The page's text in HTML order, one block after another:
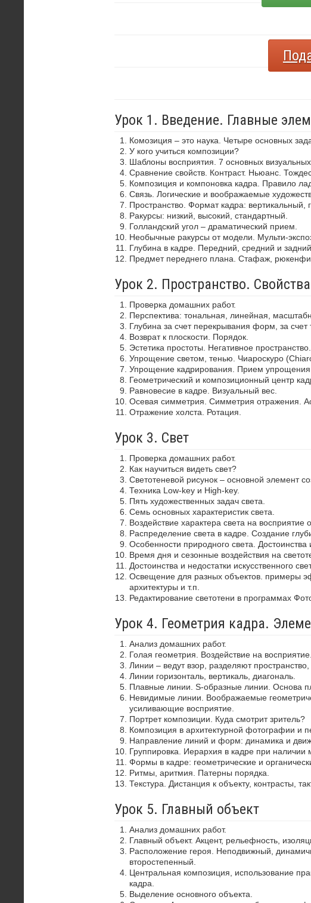
Урок 1. Введение. Главные
Комозиция – это наука. Четыре основных
У кого учиться композиции?
Шаблоны восприятия. 7 основных
Сравнение свойств. Контраст. Ньюанс.
Композиция и компоновка кадра. Правило
Связь. Логические и воображаемые
Пространство. Формат кадра: вертикальный,
Ракурсы: низкий, высокий, стандартный.
Голландский угол – драматический прием.
Необычные ракурсы от модели. Мульти-
Глубина в кадре. Передний, средний и
Предмет переднего плана. Стафаж,
Урок 2. Пространство.
Проверка домашних работ.
Перспектива: тональная, линейная,
Глубина за счет перекрывания форм, за счет
Возврат к плоскости. Порядок.
Эстетика простоты. Негативное пространство.
Упрощение светом, тенью. Чиароскуро
Упрощение кадрирования. Прием упрощения
Геометрический и композиционный центр
Равновесие в кадре. Визуальный вес.
Осевая симметрия. Симметрия отражения.
Отражение холста. Ротация.
Урок 3. Свет
Проверка домашних работ.
Как научиться видеть свет?
Светотеневой рисунок – основной элемент
Техника Low-key и High-key.
Пять художественных задач света.
Семь основных характеристик света.
Воздействие характера света на восприятие
Распределение света в кадре. Создание
Особенности природного света. Достоинства
Время дня и сезонные воздействия на
Достоинства и недостатки искусственного
Освещение для разных объектов. примеры
архитектуры и т.п.
Редактирование светотени в программах
Урок 4. Геометрия кадра.
Анализ домашних работ.
Голая геометрия. Воздействие на восприятие.
Линии – ведут взор, разделяют
Линии горизонталь, вертикаль, диагональ.
Плавные линии. S-образные линии. Основа
Невидимые линии. Воображаемые
усиливающие восприятие.
Портрет композиции. Куда смотрит зритель?
Композиция в архитектурной фотографии и
Направление линий и форм: динамика и
Группировка. Иерархия в кадре при наличии
Формы в кадре: геометрические и
Ритмы, аритмия. Патерны порядка.
Текстура. Дистанция к объекту, контрасты,
Урок 5. Главный объект
Анализ домашних работ.
Главный объект. Акцент, рельефность,
Расположение героя. Неподвижный,
второстепенный.
Центральная композиция, использование
кадра.
Выделение основного объекта.